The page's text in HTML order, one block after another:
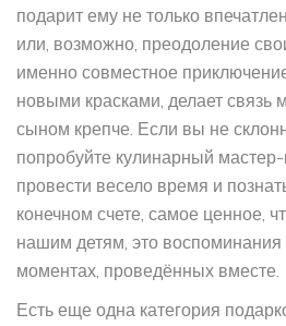
подарит ему не только
или, возможно, преодоление
именно совместное
новыми красками, делает связь
сыном крепче. Если вы не
попробуйте кулинарный
провести весело время и
конечном счете, самое ценное,
нашим детям, это воспоминания
моментах, проведённых вместе.
Есть еще одна категория